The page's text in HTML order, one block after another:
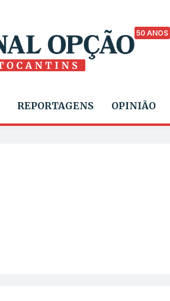
50 ANOS
REPORTAGENS OPINIÃO